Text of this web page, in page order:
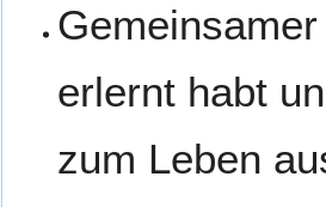
erlernt habt
zum Leben